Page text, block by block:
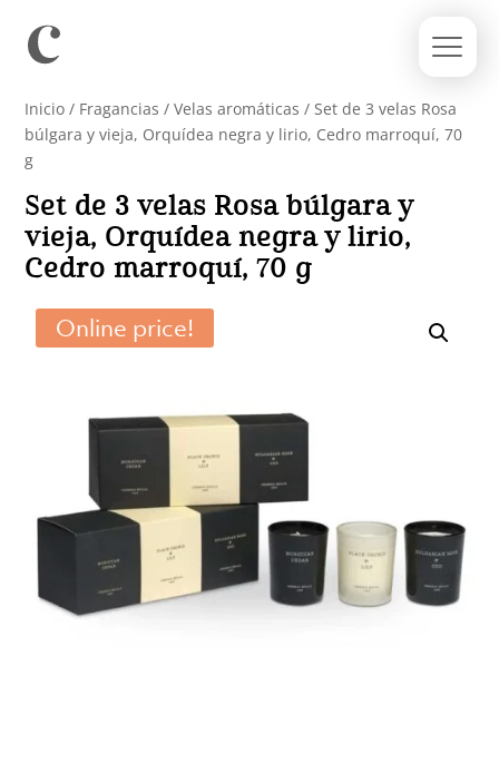
Inicio / Fragancias /Velas aromáticas / Set de 3 velas Rosa
búlgara y vieja, Orquídea negra y lirio, Cedro marroquí, 70
g
Set de 3 velas Rosa búlgara y
vieja, Orquídea negra y lirio,
Cedro marroquí, 70 g
Online price!